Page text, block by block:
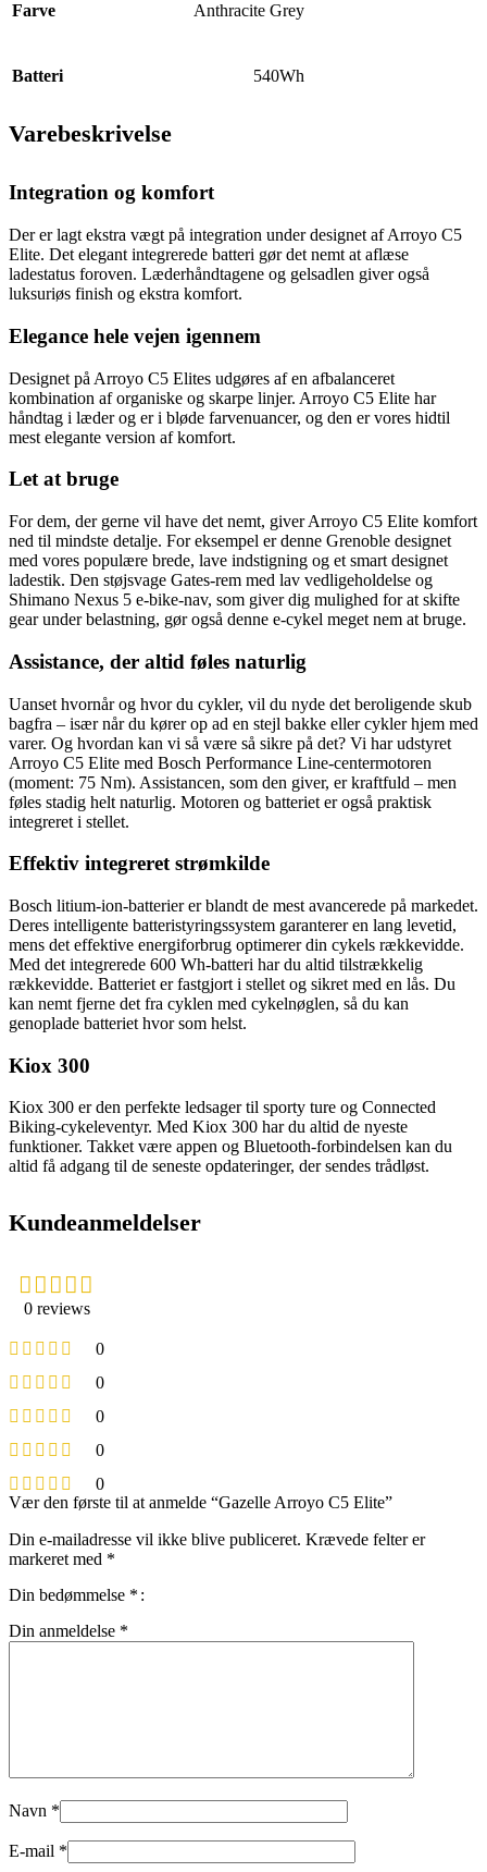
Farve Anthracite Grey
Batteri 540Wh
Varebeskrivelse
Integration og komfort
Der er lagt ekstra vægt på integration under designet af Arroyo C5
Elite. Det elegant integrerede batteri gør det nemt at aflæse
ladestatus foroven. Læderhåndtagene og gelsadlen giver også
luksuriøs finish og ekstra komfort.
Elegance hele vejen igennem
Designet på Arroyo C5 Elites udgøres af en afbalanceret
kombination af organiske og skarpe linjer. Arroyo C5 Elite har
håndtag i læder og er i bløde farvenuancer, og den er vores hidtil
mest elegante version af komfort.
Let at bruge
For dem, der gerne vil have det nemt, giver Arroyo C5 Elite komfort
ned til mindste detalje. For eksempel er denne Grenoble designet
med vores populære brede, lave indstigning og et smart designet
ladestik. Den støjsvage Gates-rem med lav vedligeholdelse og
Shimano Nexus 5 e-bike-nav, som giver dig mulighed for at skifte
gear under belastning, gør også denne e-cykel meget nem at bruge.
Assistance, der altid føles naturlig
Uanset hvornår og hvor du cykler, vil du nyde det beroligende skub
bagfra – især når du kører op ad en stejl bakke eller cykler hjem med
varer. Og hvordan kan vi så være så sikre på det? Vi har udstyret
Arroyo C5 Elite med Bosch Performance Line-centermotoren
(moment: 75 Nm). Assistancen, som den giver, er kraftfuld – men
føles stadig helt naturlig. Motoren og batteriet er også praktisk
integreret i stellet.
Effektiv integreret strømkilde
Bosch litium-ion-batterier er blandt de mest avancerede på markedet.
Deres intelligente batteristyringssystem garanterer en lang levetid,
mens det effektive energiforbrug optimerer din cykels rækkevidde.
Med det integrerede 600 Wh-batteri har du altid tilstrækkelig
rækkevidde. Batteriet er fastgjort i stellet og sikret med en lås. Du
kan nemt fjerne det fra cyklen med cykelnøglen, så du kan
genoplade batteriet hvor som helst.
Kiox 300
Kiox 300 er den perfekte ledsager til sporty ture og Connected
Biking-cykeleventyr. Med Kiox 300 har du altid de nyeste
funktioner. Takket være appen og Bluetooth-forbindelsen kan du
altid få adgang til de seneste opdateringer, der sendes trådløst.
Kundeanmeldelser
0 reviews
0
0
0
0
0
Vær den første til at anmelde “Gazelle Arroyo C5 Elite”
Din e-mailadresse vil ikke blive publiceret. Krævede felter er
markeret med *
Din bedømmelse *
Din anmeldelse *
Navn *
E-mail *